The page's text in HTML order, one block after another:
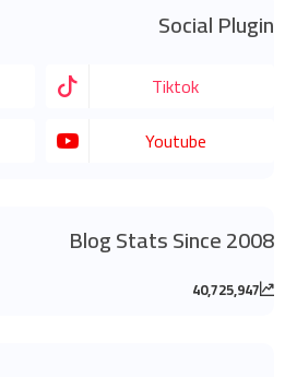
Social Plugin
Tiktok
Youtube
Blog Stats Since 2008
40,725,947